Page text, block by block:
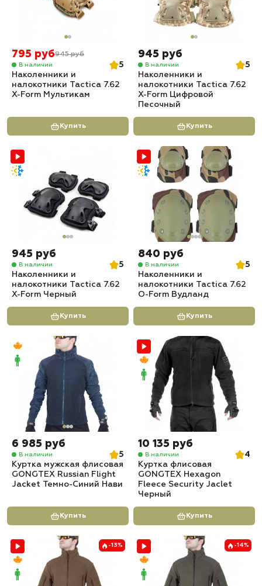
795 руб945 руб
В наличии
5
Наколенники и
налокотники Tactica 7.62
X-Form Мультикам
Купить
945 руб
В наличии
5
Наколенники и
налокотники Tactica 7.62
X-Form Цифровой
Песочный
Купить
945 руб
В наличии
5
Наколенники и
налокотники Tactica 7.62
X-Form Черный
Купить
840 руб
В наличии
5
Наколенники и
налокотники Tactica 7.62
O-Form Вудланд
Купить
6 985 руб
В наличии
5
Куртка мужская флисовая
GONGTEX Russian Flight
Jacket Темно-Синий Нави
Купить
10 135 руб
В наличии
4
Куртка флисовая
GONGTEX Hexagon
Fleece Security Jaclet
Черный
Купить
-13% -14%